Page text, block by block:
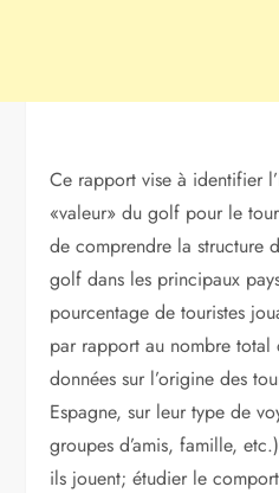
Ce rapport vise à identifier
«valeur» du golf pour le
de comprendre la structure
golf dans les principaux
pourcentage de touristes
par rapport au nombre total
données sur l’origine des
Espagne, sur leur type de
groupes d’amis, famille,
ils jouent; étudier le